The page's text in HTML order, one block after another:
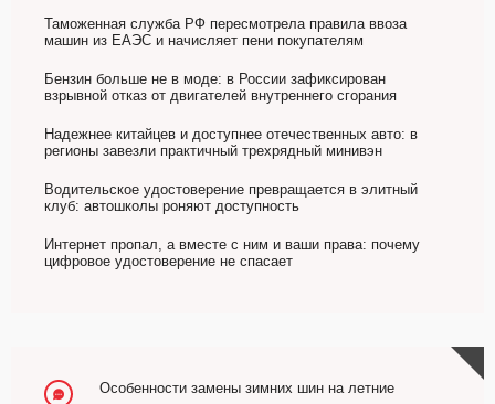
Таможенная служба РФ пересмотрела правила ввоза
машин из ЕАЭС и начисляет пени покупателям
Бензин больше не в моде: в России зафиксирован
взрывной отказ от двигателей внутреннего сгорания
Надежнее китайцев и доступнее отечественных авто: в
регионы завезли практичный трехрядный минивэн
Водительское удостоверение превращается в элитный
клуб: автошколы роняют доступность
Интернет пропал, а вместе с ним и ваши права: почему
цифровое удостоверение не спасает
Особенности замены зимних шин на летние